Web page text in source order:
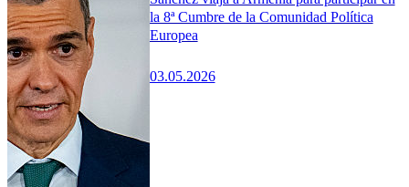
la 8ª Cumbre de la Comunidad Política
Europea
03.05.2026